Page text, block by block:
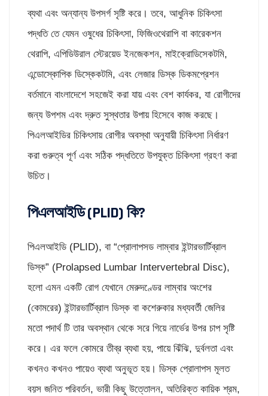
ব্যথা এবং অন্যান্য উপসর্গ সৃষ্টি করে। তবে, আধুনিক চিকিৎসা
পদ্ধতি তে যেমন ওষুধের চিকিৎসা, ফিজিওথেরাপি বা কারেকশন
থেরাপি, এপিডিউরাল স্টেরয়েড ইনজেকশন, মাইক্রোডিসেকটমি,
এন্ডোস্কোপিক ডিস্কেকটমি, এবং লেজার ডিস্ক ডিকমপ্রেশন
বর্তমানে বাংলাদেশে সহজেই করা যায় এবং বেশ কার্যকর, যা রোগীদের
জন্য উপশম এবং দ্রুত সুস্থতার উপায় হিসেবে কাজ করছে।
পিএলআইডির চিকিৎসায় রোগীর অবস্থা অনুযায়ী চিকিৎসা নির্ধারণ
করা গুরুত্ব পূর্ণ এবং সঠিক পদ্ধতিতে উপযুক্ত চিকিৎসা গ্রহণ করা
উচিত।
পিএলআইডি (PLID) কি?
পিএলআইডি (PLID), বা “প্রোলাপসড লাম্বার ইন্টারভার্টিব্রাল
ডিস্ক” (Prolapsed Lumbar Intervertebral Disc),
হলো এমন একটি রোগ যেখানে মেরুদণ্ডের লাম্বার অংশের
(কোমরের) ইন্টারভার্টিব্রাল ডিস্ক বা কশেরুকার মধ্যবর্তী জেলির
মতো পদার্থ টি তার অবস্থান থেকে সরে গিয়ে নার্ভের উপর চাপ সৃষ্টি
করে। এর ফলে কোমরে তীব্র ব্যথা হয়, পায়ে ঝিঁঝি, দুর্বলতা এবং
কখনও কখনও পায়েও ব্যথা অনুভূত হয়। ডিস্ক প্রোলাপস মূলত
বয়স জনিত পরিবর্তন, ভারী কিছু উত্তোলন, অতিরিক্ত কায়িক শ্রম,